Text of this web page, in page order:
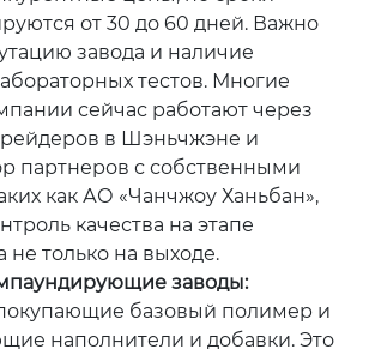
от 30 до 60 дней. Важно
завода и наличие
тестов. Многие
сейчас работают через
в Шэньчжэне и
партнеров с собственными
как АО «Чанчжоу Ханьбан»,
качества на этапе
не только на выходе.
заводы:
базовый полимер и
наполнители и добавки. Это